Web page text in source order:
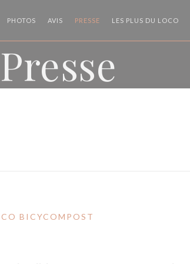
PHOTOS AVIS PRESSE LES PLUS DU LOCO
Presse
BICYCOMPOST